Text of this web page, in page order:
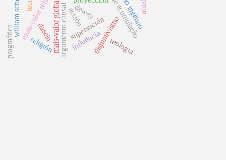
argumento causal superstición
mais-valor global
mais-valor relativo disjuntivismo
religión
dewey
teología
influência
dasein
pragmática
acción